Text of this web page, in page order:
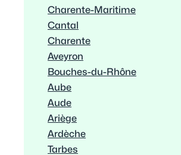
Charente-Maritime
Cantal
Charente
Aveyron
Bouches-du-Rhône
Aube
Aude
Ariège
Ardèche
Tarbes